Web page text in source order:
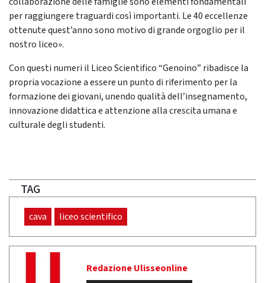
per raggiungere traguardi così importanti. Le 40 eccellenze
ottenute quest’anno sono motivo di grande orgoglio per il
nostro liceo».
Con questi numeri il Liceo Scientifico “Genoino” ribadisce la
propria vocazione a essere un punto di riferimento per la
formazione dei giovani, unendo qualità dell’insegnamento,
innovazione didattica e attenzione alla crescita umana e
culturale degli studenti.
TAG
cava liceo scientifico
Redazione Ulisseonline